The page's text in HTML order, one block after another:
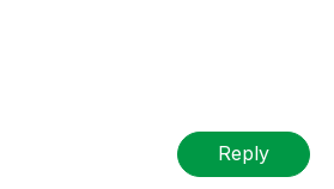
Reply